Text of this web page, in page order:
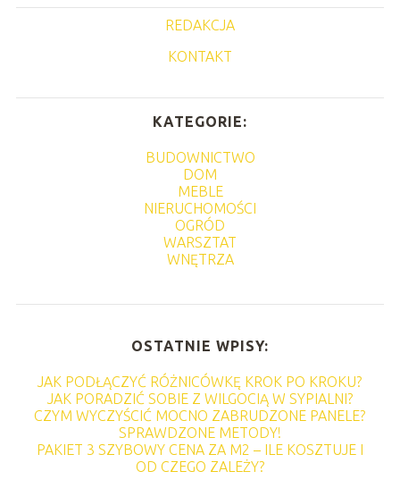
REDAKCJA
KONTAKT
KATEGORIE:
BUDOWNICTWO
DOM
MEBLE
NIERUCHOMOŚCI
OGRÓD
WARSZTAT
WNĘTRZA
OSTATNIE WPISY:
JAK PODŁĄCZYĆ RÓŻNICÓWKĘ KROK PO KROKU?
JAK PORADZIĆ SOBIE Z WILGOCIĄ W SYPIALNI?
CZYM WYCZYŚCIĆ MOCNO ZABRUDZONE PANELE?
SPRAWDZONE METODY!
PAKIET 3 SZYBOWY CENA ZA M2 – ILE KOSZTUJE I
OD CZEGO ZALEŻY?